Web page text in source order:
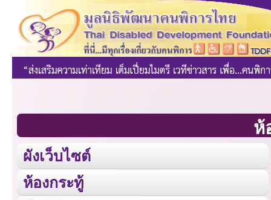
ห้
ผังเว็บไซต์
ห้องกระทู้